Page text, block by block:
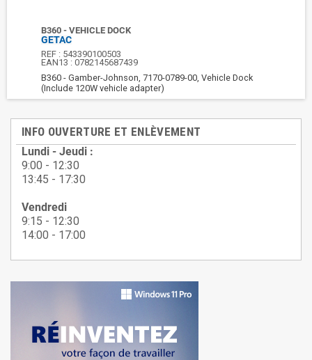
INFO OUVERTURE ET ENLÈVEMENT
Lundi - Jeudi :
9:00 - 12:30
13:45 - 17:30
Vendredi
9:15 - 12:30
14:00 - 17:00
B360 - VEHICLE DOCK
GETAC
REF : 543390100503
EAN13 :0782145687439
B360 - Gamber-Johnson, 7170-0789-00, Vehicle Dock
(Include 120W vehicle adapter)